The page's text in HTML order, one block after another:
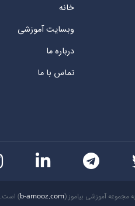
خانه
وبسایت آموزشی
درباره ما
تماس با ما
مجموعه آموزشی بیاموز (b-amooz.com) است.